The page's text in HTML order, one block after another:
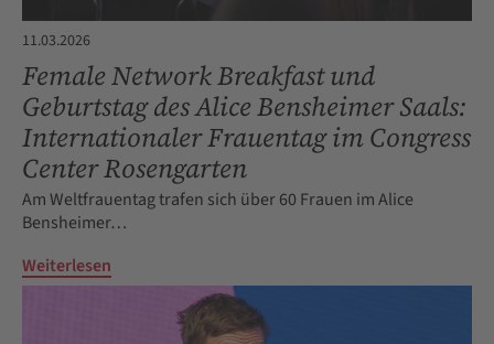
11.03.2026
Female Network Breakfast und
Geburtstag des Alice Bensheimer Saals:
Internationaler Frauentag im Congress
Center Rosengarten
Am Weltfrauentag trafen sich über 60 Frauen im Alice
Bensheimer…
Weiterlesen